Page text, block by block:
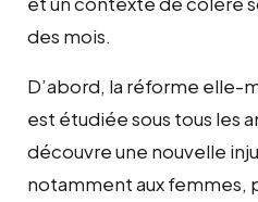
des mois.
D’abord, la réforme elle-
est étudiée sous tous les
découvre une nouvelle
notamment aux femmes,